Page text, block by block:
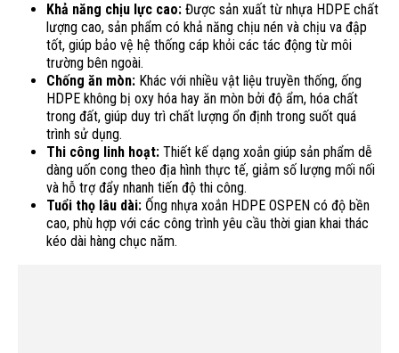
Khả năng chịu lực cao: Được sản xuất từ nhựa HDPE chất
lượng cao, sản phẩm có khả năng chịu nén và chịu va đập
tốt, giúp bảo vệ hệ thống cáp khỏi các tác động từ môi
trường bên ngoài.
Chống ăn mòn: Khác với nhiều vật liệu truyền thống, ống
HDPE không bị oxy hóa hay ăn mòn bởi độ ẩm, hóa chất
trong đất, giúp duy trì chất lượng ổn định trong suốt quá
trình sử dụng.
Thi công linh hoạt: Thiết kế dạng xoắn giúp sản phẩm dễ
dàng uốn cong theo địa hình thực tế, giảm số lượng mối nối
và hỗ trợ đẩy nhanh tiến độ thi công.
Tuổi thọ lâu dài: Ống nhựa xoắn HDPE OSPEN có độ bền
cao, phù hợp với các công trình yêu cầu thời gian khai thác
kéo dài hàng chục năm.